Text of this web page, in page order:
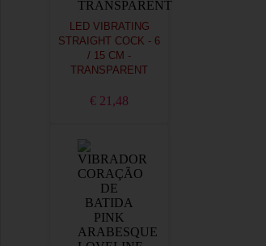
LED VIBRATING
STRAIGHT COCK - 6
/ 15 CM -
TRANSPARENT
€ 21,48